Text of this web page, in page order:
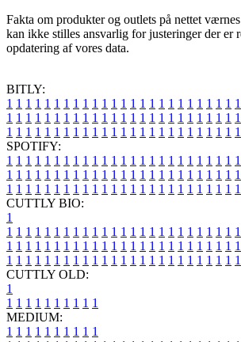
Fakta om produkter og outlets på nettet
kan ikke stilles ansvarlig for justeringer der er
opdatering af vores data.
BITLY:
1 1 1 1 1 1 1 1 1 1 1 1 1 1 1 1 1 1 1 1 1 1 1 1 1
1 1 1 1 1 1 1 1 1 1 1 1 1 1 1 1 1 1 1 1 1 1 1 1 1
1 1 1 1 1 1 1 1 1 1 1 1 1 1 1 1 1 1 1 1 1 1 1 1 1
SPOTIFY:
1 1 1 1 1 1 1 1 1 1 1 1 1 1 1 1 1 1 1 1 1 1 1 1 1
1 1 1 1 1 1 1 1 1 1 1 1 1 1 1 1 1 1 1 1 1 1 1 1 1
1 1 1 1 1 1 1 1 1 1 1 1 1 1 1 1 1 1 1 1 1 1 1 1 1
CUTTLY BIO:
1
1 1 1 1 1 1 1 1 1 1 1 1 1 1 1 1 1 1 1 1 1 1 1 1 1
1 1 1 1 1 1 1 1 1 1 1 1 1 1 1 1 1 1 1 1 1 1 1 1 1
1 1 1 1 1 1 1 1 1 1 1 1 1 1 1 1 1 1 1 1 1 1 1 1 1
CUTTLY OLD:
1
1 1 1 1 1 1 1 1 1 1
MEDIUM:
1 1 1 1 1 1 1 1 1 1